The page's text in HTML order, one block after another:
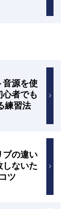
音源を使
心者でも
練習法
ブの違い
しないた
ツ